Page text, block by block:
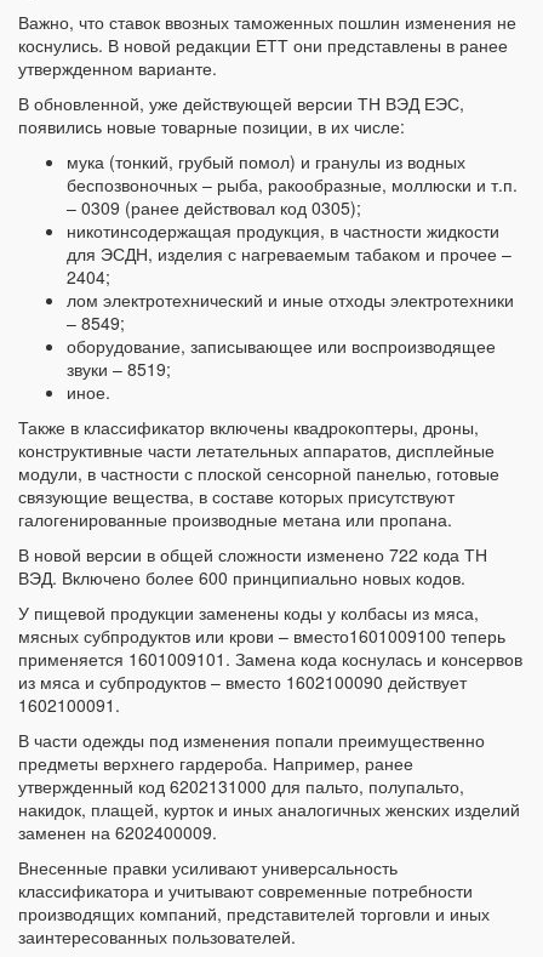
Важно, что ставок ввозных таможенных пошлин изменения не
коснулись. В новой редакции ЕТТ они представлены в ранее
утвержденном варианте.
В обновленной, уже действующей версии ТН ВЭД ЕЭС,
появились новые товарные позиции, в их числе:
мука (тонкий, грубый помол) и гранулы из водных
беспозвоночных – рыба, ракообразные, моллюски и т.п.
– 0309 (ранее действовал код 0305);
никотинсодержащая продукция, в частности жидкости
для ЭСДН, изделия с нагреваемым табаком и прочее –
2404;
лом электротехнический и иные отходы электротехники
– 8549;
оборудование, записывающее или воспроизводящее
звуки – 8519;
иное.
Также в классификатор включены квадрокоптеры, дроны,
конструктивные части летательных аппаратов, дисплейные
модули, в частности с плоской сенсорной панелью, готовые
связующие вещества, в составе которых присутствуют
галогенированные производные метана или пропана.
В новой версии в общей сложности изменено 722 кода ТН
ВЭД. Включено более 600 принципиально новых кодов.
У пищевой продукции заменены коды у колбасы из мяса,
мясных субпродуктов или крови – вместо1601009100 теперь
применяется 1601009101. Замена кода коснулась и консервов
из мяса и субпродуктов – вместо 1602100090 действует
1602100091.
В части одежды под изменения попали преимущественно
предметы верхнего гардероба. Например, ранее
утвержденный код 6202131000 для пальто, полупальто,
накидок, плащей, курток и иных аналогичных женских изделий
заменен на 6202400009.
Внесенные правки усиливают универсальность
классификатора и учитывают современные потребности
производящих компаний, представителей торговли и иных
заинтересованных пользователей.